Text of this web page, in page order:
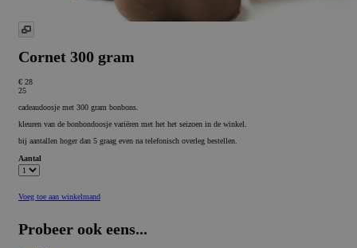
Cornet 300 gram
€ 28
25
cadeaudoosje met 300 gram bonbons.
kleuren van de bonbondoosje variëren met het het seizoen in de winkel.
bij aantallen hoger dan 5 graag even na telefonisch overleg bestellen.
Aantal
Voeg toe aan winkelmand
Probeer ook eens...